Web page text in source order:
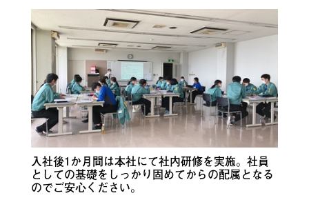
入社後1か月間は本社にて社内研修を実施。社員
としての基礎をしっかり固めてからの配属となる
のでご安心ください。